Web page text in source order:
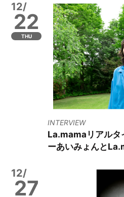
12/
22
THU
INTERVIEW
La.mamaリアル
ーあいみょんと
12/
27